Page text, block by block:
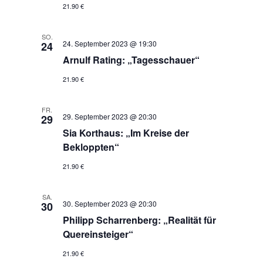
21.90 €
SO.
24 24. September 2023 @ 19:30
Arnulf Rating: „Tagesschauer“
21.90 €
FR.
29 29. September 2023 @ 20:30
Sia Korthaus: „Im Kreise der
Bekloppten“
21.90 €
SA.
30 30. September 2023 @ 20:30
Philipp Scharrenberg: „Realität für
Quereinsteiger“
21.90 €